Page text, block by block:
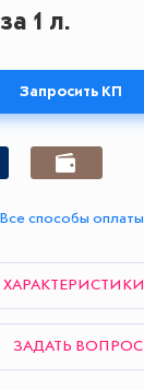
за 1 л.
Запросить КП
Все способы оплаты
ХАРАКТЕРИСТИКИ
ЗАДАТЬ ВОПРОС